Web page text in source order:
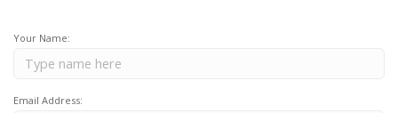
Your Name:
Email Address: